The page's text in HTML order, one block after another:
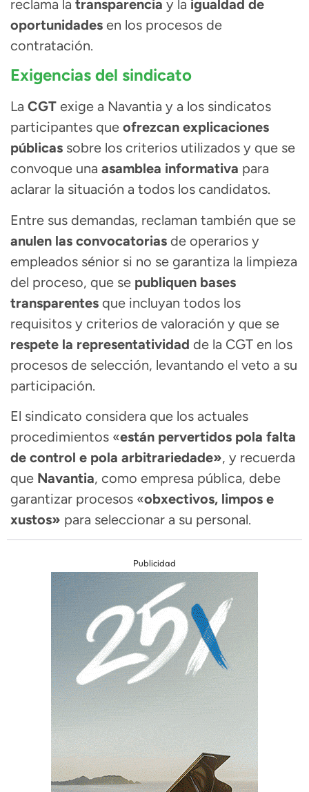
reclama la transparencia y la igualdad de
oportunidades en los procesos de
contratación.
Exigencias del sindicato
La CGT exige a Navantia y a los sindicatos
participantes que ofrezcan explicaciones
públicas sobre los criterios utilizados y que se
convoque una asamblea informativa para
aclarar la situación a todos los candidatos.
Entre sus demandas, reclaman también que se
anulen las convocatorias de operarios y
empleados sénior si no se garantiza la limpieza
del proceso, que se publiquen bases
transparentes que incluyan todos los
requisitos y criterios de valoración y que se
respete la representatividad de la CGT en los
procesos de selección, levantando el veto a su
participación.
El sindicato considera que los actuales
procedimientos «están pervertidos pola falta
de control e pola arbitrariedade», y recuerda
que Navantia, como empresa pública, debe
garantizar procesos «obxectivos, limpos e
xustos» para seleccionar a su personal.
Publicidad